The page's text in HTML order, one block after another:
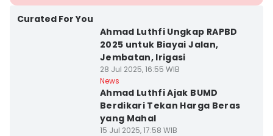
Curated For You
Ahmad Luthfi Ungkap RAPBD
2025 untuk Biayai Jalan,
Jembatan, Irigasi
28 Jul 2025, 16:55 WIB
News
Ahmad Luthfi Ajak BUMD
Berdikari Tekan Harga Beras
yang Mahal
15 Jul 2025, 17:58 WIB